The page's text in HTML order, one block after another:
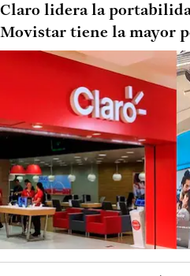
Claro lidera la
Movistar tiene la mayor